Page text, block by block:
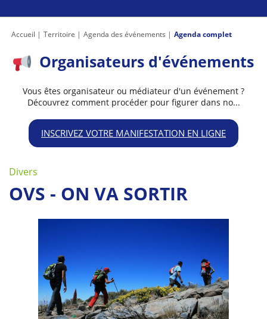
Accueil Territoire Agenda des événements Agenda complet
Organisateurs d'événements
Vous êtes organisateur ou médiateur d'un événement ?
Découvrez comment procéder pour figurer dans no...
INSCRIVEZ VOTRE MANIFESTATION EN LIGNE
Divers
OVS - ON VA SORTIR